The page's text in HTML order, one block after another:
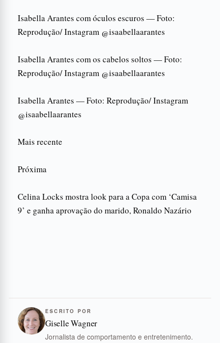
Isabella Arantes com óculos escuros — Foto:
Reprodução/ Instagram @isaabellaarantes
Isabella Arantes com os cabelos soltos — Foto:
Reprodução/ Instagram @isaabellaarantes
Isabella Arantes — Foto: Reprodução/ Instagram
@isaabellaarantes
Mais recente
Próxima
Celina Locks mostra look para a Copa com ‘Camisa
9’ e ganha aprovação do marido, Ronaldo Nazário
ESCRITO POR
Giselle Wagner
Jornalista de comportamento e entretenimento.